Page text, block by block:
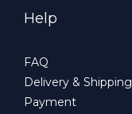
Help
FAQ
Delivery & Shipping
Payment